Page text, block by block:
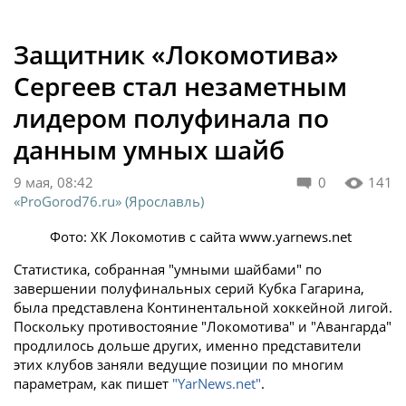
Защитник «Локомотива»
Сергеев стал незаметным
лидером полуфинала по
данным умных шайб
0 141
9 мая, 08:42
«ProGorod76.ru» (Ярославль)
Фото: ХК Локомотив с сайта www.yarnews.net
Статистика, собранная "умными шайбами" по
завершении полуфинальных серий Кубка Гагарина,
была представлена Континентальной хоккейной лигой.
Поскольку противостояние "Локомотива" и "Авангарда"
продлилось дольше других, именно представители
этих клубов заняли ведущие позиции по многим
параметрам, как пишет "YarNews.net".